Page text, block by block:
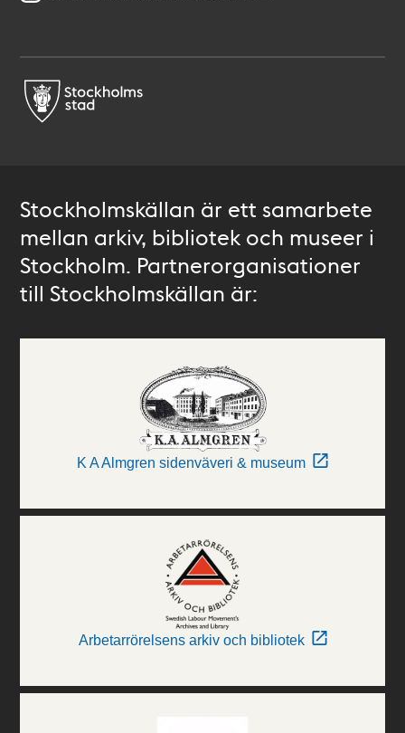
Stockholmskällan är ett samarbete
mellan arkiv, bibliotek och museer i
Stockholm. Partnerorganisationer
till Stockholmskällan är:
K A Almgren sidenväveri & museum
Arbetarrörelsens arkiv och bibliotek